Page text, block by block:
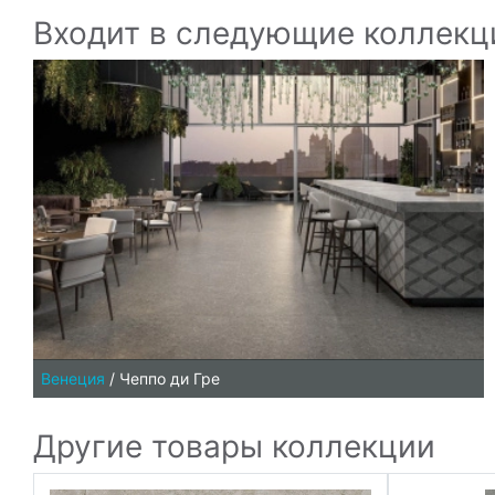
Входит в следующие
Венеция / Чеппо ди Гре
Другие товары коллекции